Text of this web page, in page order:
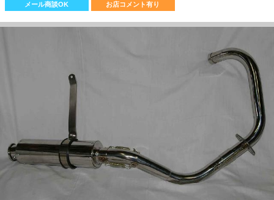
メール商談OK お店コメント有り